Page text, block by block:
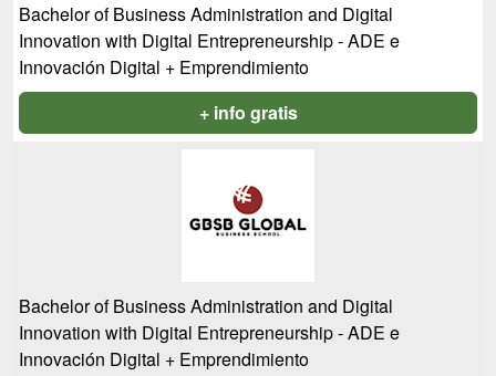
Bachelor of Business Administration and Digital
Innovation with Digital Entrepreneurship - ADE e
Innovación Digital + Emprendimiento
+ info gratis
Bachelor of Business Administration and Digital
Innovation with Digital Entrepreneurship - ADE e
Innovación Digital + Emprendimiento